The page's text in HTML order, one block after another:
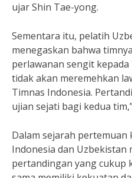
ujar Shin Tae-yong.
Sementara itu, pelatih
menegaskan bahwa
perlawanan sengit kepada
tidak akan meremehkan
Timnas Indonesia.
ujian sejati bagi kedua
Dalam sejarah pertemuan
Indonesia dan Uzbekistan
pertandingan yang cukup